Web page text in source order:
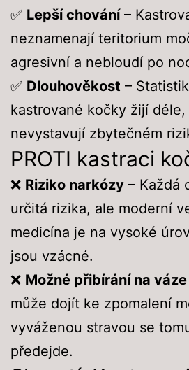
✅ Lepší chování–
neznamenají teritorium
agresivní a nebloudí po
✅ Dlouhověkost –
kastrované kočky žijí
nevystavují zbytečném
PROTI kastraci
❌ Riziko narkózy – Každá
určitá rizika, ale moderní
medicína je na vysoké
jsou vzácné.
❌ Možné přibírání na váze
může dojít ke zpomalení
vyváženou stravou se
předejde.